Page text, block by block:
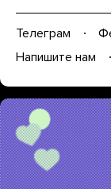
Телеграм
Напишите нам